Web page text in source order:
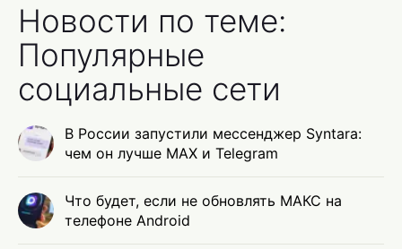
Новости по теме:
Популярные
социальные сети
В России запустили мессенджер Syntara:
чем он лучше MAX и Telegram
Что будет, если не обновлять МАКС на
телефоне Android